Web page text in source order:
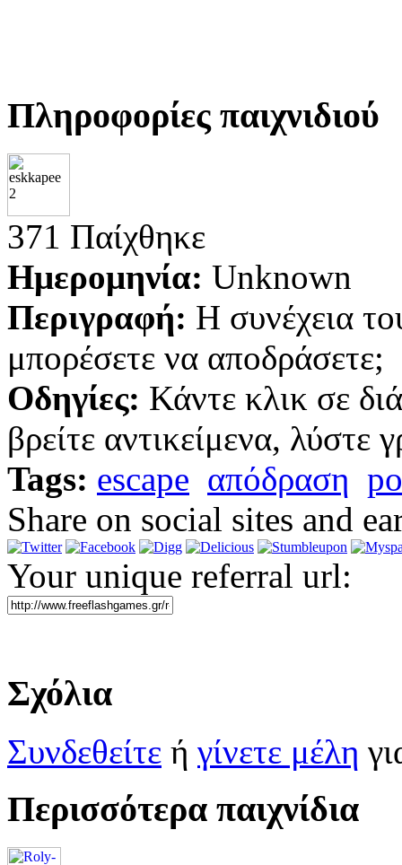
Πληροφορίες παιχνιδιού
371 Παίχθηκε
Ημερομηνία: Unknown
Περιγραφή: Η συνέχεια
μπορέσετε να αποδράσετε;
Οδηγίες: Κάντε κλικ σε
βρείτε αντικείμενα, λύστε
Tags: escape απόδραση
Share on social sites and
Your unique referral url:
Σχόλια
Συνδεθείτε ή γίνετε μέλη
Περισσότερα παιχνίδια